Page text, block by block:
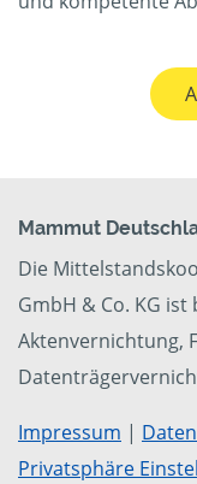
Mammut
Die
GmbH & Co. KG
Aktenvernichtung,
Impressum |
Privatsphäre